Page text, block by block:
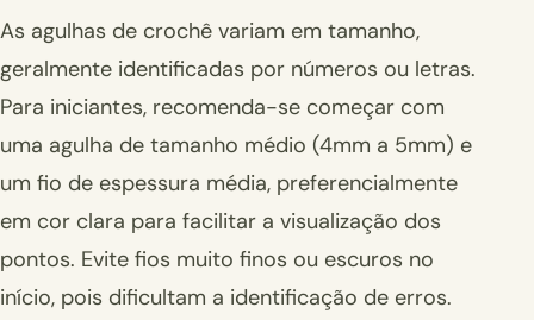
As agulhas de crochê variam em tamanho,
geralmente identificadas por números ou letras.
Para iniciantes, recomenda-se começar com
uma agulha de tamanho médio (4mm a 5mm) e
um fio de espessura média, preferencialmente
em cor clara para facilitar a visualização dos
pontos. Evite fios muito finos ou escuros no
início, pois dificultam a identificação de erros.